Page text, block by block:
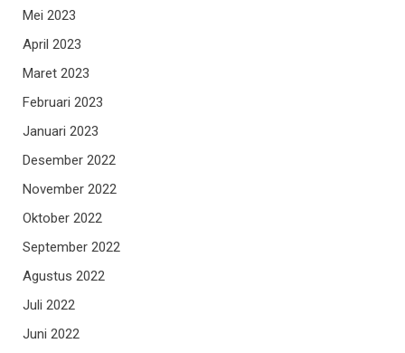
Mei 2023
April 2023
Maret 2023
Februari 2023
Januari 2023
Desember 2022
November 2022
Oktober 2022
September 2022
Agustus 2022
Juli 2022
Juni 2022